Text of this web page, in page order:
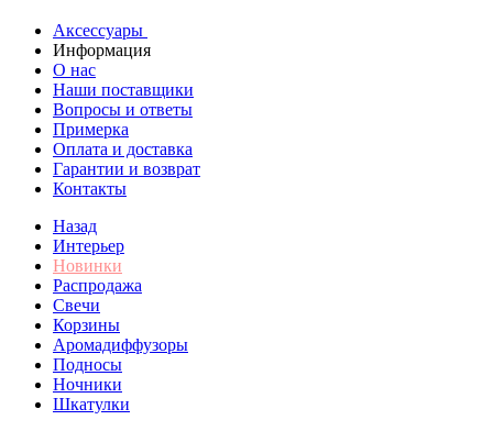
Аксессуары
Информация
О нас
Наши поставщики
Вопросы и ответы
Примерка
Оплата и доставка
Гарантии и возврат
Контакты
Назад
Интерьер
Новинки
Распродажа
Свечи
Корзины
Аромадиффузоры
Подносы
Ночники
Шкатулки